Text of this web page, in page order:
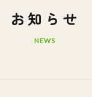
お知らせ
NEWS